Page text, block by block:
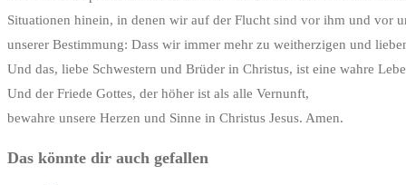
Situationen hinein, in denen wir auf der Flucht sind vor ihm und vor
unserer Bestimmung: Dass wir immer mehr zu weitherzigen und
Und das, liebe Schwestern und Brüder in Christus, ist eine wahre
Und der Friede Gottes, der höher ist als alle Vernunft,
bewahre unsere Herzen und Sinne in Christus Jesus. Amen.
Das könnte dir auch gefallen